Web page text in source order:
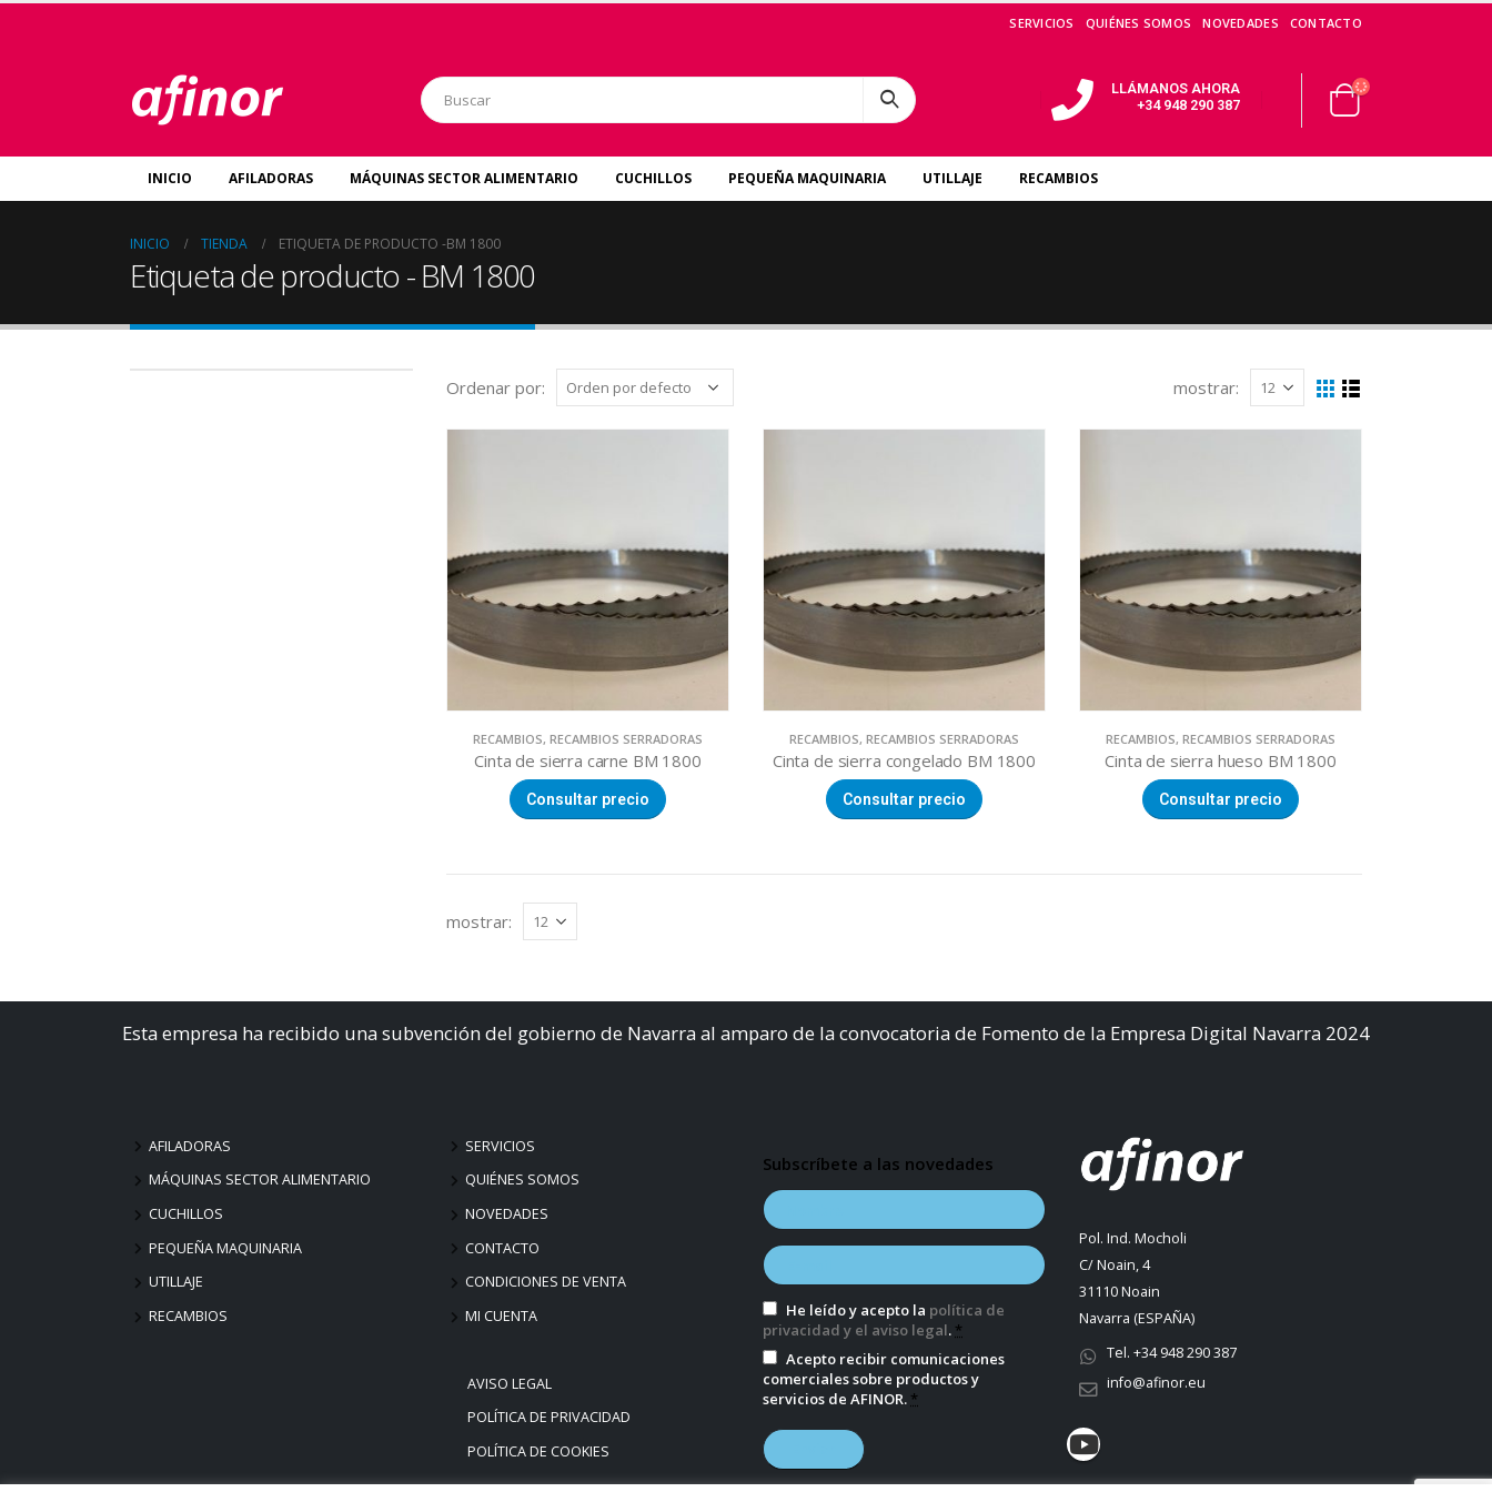
SERVICIOS QUIÉNES SOMOS NOVEDADES CONTACTO
LLÁMANOS AHORA
+34 948 290 387
INICIO AFILADORAS MÁQUINAS SECTOR ALIMENTARIO CUCHILLOS PEQUEÑA MAQUINARIA UTILLAJE RECAMBIOS
INICIO TIENDA ETIQUETA DE PRODUCTO -BM 1800
Etiqueta de producto - BM 1800
Ordenar por: mostrar:
RECAMBIOS, RECAMBIOS SERRADORAS
Cinta de sierra carne BM 1800
Consultar precio
RECAMBIOS, RECAMBIOS SERRADORAS
Cinta de sierra congelado BM 1800
Consultar precio
RECAMBIOS, RECAMBIOS SERRADORAS
Cinta de sierra hueso BM 1800
Consultar precio
mostrar:
Esta empresa ha recibido una subvención del gobierno de Navarra al amparo de la convocatoria de Fomento de la Empresa Digital Navarra 2024
AFILADORAS
MÁQUINAS SECTOR ALIMENTARIO
CUCHILLOS
PEQUEÑA MAQUINARIA
UTILLAJE
RECAMBIOS
SERVICIOS
QUIÉNES SOMOS
NOVEDADES
CONTACTO
CONDICIONES DE VENTA
MI CUENTA
AVISO LEGAL
POLÍTICA DE PRIVACIDAD
POLÍTICA DE COOKIES
Subscríbete a las novedades
He leído y acepto la política de
privacidad y el aviso legal. *
Acepto recibir comunicaciones
comerciales sobre productos y
servicios de AFINOR. *
Pol. Ind. Mocholi
C/ Noain, 4
31110 Noain
Navarra (ESPAÑA)
Tel. +34 948 290 387
info@afinor.eu